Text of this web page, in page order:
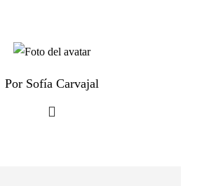
Por Sofía Carvajal